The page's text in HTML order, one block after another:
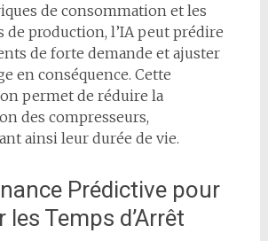
de consommation et les
de production, l’IA peut prédire
de forte demande et ajuster
en conséquence. Cette
permet de réduire la
des compresseurs,
ainsi leur durée de vie.
Prédictive pour
Temps d’Arrêt